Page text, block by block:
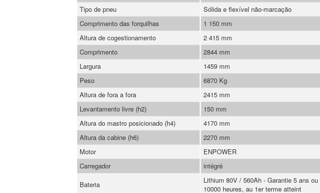
Tipo de pneu
Sólida e flexível não-marcação
Comprimento das forquilhas
1 150 mm
Altura de cogestionamento
2 415 mm
Comprimento
2844 mm
Largura
1459 mm
Peso
6870 Kg
Altura de fora a fora
2415 mm
Levantamento livre (h2)
150 mm
Altura do mastro posicionado (h4)
4170 mm
Altura da cabine (h6)
2270 mm
Motor
ENPOWER
Carregador
intégré
Bateria
Lithium 80V / 560Ah - Garantie 5 ans ou
10000 heures, au 1er terme atteint